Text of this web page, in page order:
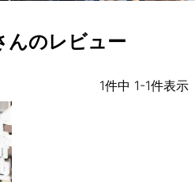
んのレビュー
1件中 1-1件表示